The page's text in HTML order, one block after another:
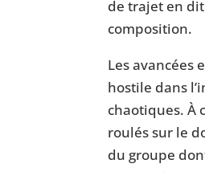
de trajet en
composition.
Les avancées
hostile dans
chaotiques. À
roulés sur le
du groupe